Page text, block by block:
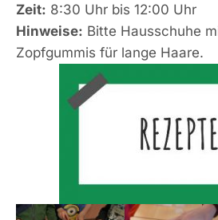
Zeit: 8:30 Uhr bis 12:00 Uhr
Hinweise: Bitte Hausschuhe
Zopfgummis für lange Haare.